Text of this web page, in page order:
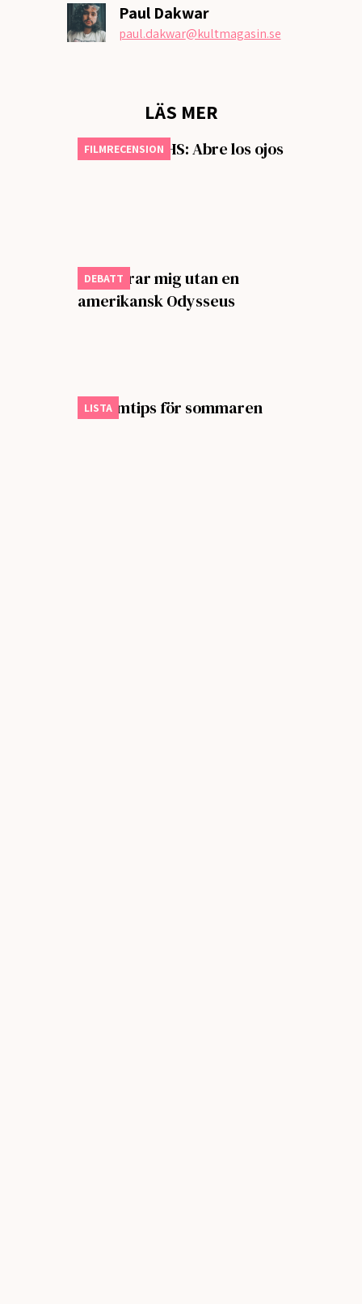
Paul Dakwar
paul.dakwar@kultmagasin.se
LÄS MER
FILMRECENSION
Månadens VHS: Abre los ojos
DEBATT
Jag klarar mig utan en
amerikansk Odysseus
LISTA
Sju filmtips för sommaren